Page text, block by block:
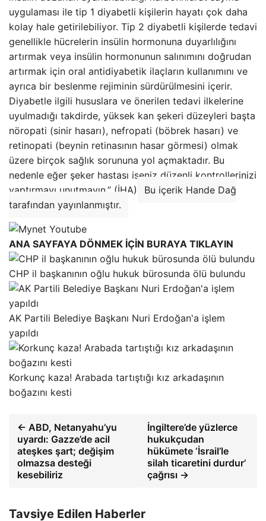
uygulaması ile tip 1 diyabetli kişilerin hayatı çok daha
kolay hale getirilebiliyor. Tip 2 diyabetli kişilerde tedavi
genellikle hücrelerin insülin hormonuna duyarlılığını
artırmak veya insülin hormonunun salınımını doğrudan
artırmak için oral antidiyabetik ilaçların kullanımını ve
ayrıca bir beslenme rejiminin sürdürülmesini içerir.
Diyabetle ilgili hususlara ve önerilen tedavi ilkelerine
uyulmadığı takdirde, yüksek kan şekeri düzeyleri başta
nöropati (sinir hasarı), nefropati (böbrek hasarı) ve
retinopati (beynin retinasının hasar görmesi) olmak
üzere birçok sağlık sorununa yol açmaktadır. Bu
nedenle eğer şeker hastası iseniz düzenli kontrollerinizi
yaptırmayı unutmayın.” (İHA)
Bu içerik Hande Dağ
tarafından yayınlanmıştır.
ANA SAYFAYA DÖNMEK İÇİN BURAYA TIKLAYIN
CHP il başkanının oğlu hukuk bürosunda ölü bulundu
AK Partili Belediye Başkanı Nuri Erdoğan'a işlem
yapıldı
Korkunç kaza! Arabada tartıştığı kız arkadaşının
boğazını kesti
← ABD, Netanyahu’yu
uyardı: Gazze’de acil
ateşkes şart; değişim
olmazsa desteği
kesebiliriz
İngiltere’de yüzlerce
hukukçudan
hükümete ‘İsrail’le
silah ticaretini durdur’
çağrısı →
Tavsiye Edilen Haberler